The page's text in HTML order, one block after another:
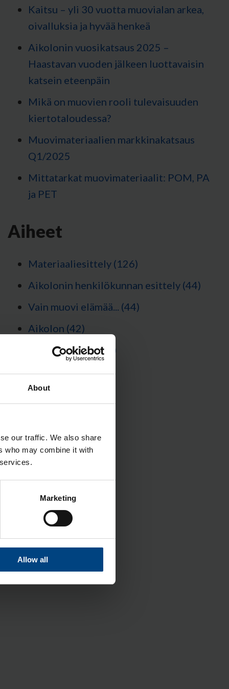
About
our traffic. We also share
who may combine it with
Marketing
Allow all
Kaitsu – yli 30 vuotta muovialan arkea,
oivalluksia ja hyvää henkeä
Aikolonin vuosikatsaus 2025 –
Haastavan vuoden jälkeen luottavaisin
katsein eteenpäin
Mikä on muovien rooli tulevaisuuden
kiertotaloudessa?
Muovimateriaalien markkinakatsaus
Q1/2025
Mittatarkat muovimateriaalit: POM, PA
ja PET
Aiheet
Materiaaliesittely (126)
Aikolonin henkilökunnan esittely (44)
Vain muovi elämää... (44)
Aikolon (42)
Optinen muovi(31)